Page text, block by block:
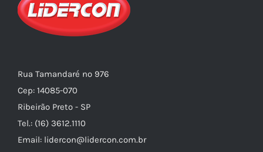
Rua Tamandaré nº 976
Cep: 14085-070
Ribeirão Preto - SP
Tel.: (16) 3612.1110
Email: lidercon@lidercon.com.br